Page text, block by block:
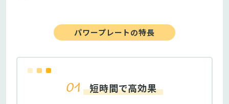
パワープレートの特長
短時間で高効果